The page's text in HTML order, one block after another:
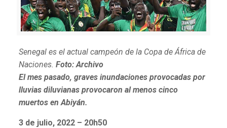
Senegal es el actual campeón de la Copa de África de
Naciones. Foto: Archivo
El mes pasado, graves inundaciones provocadas por
lluvias diluvianas provocaron al menos cinco
muertos en Abiyán.
3 de julio, 2022 – 20h50